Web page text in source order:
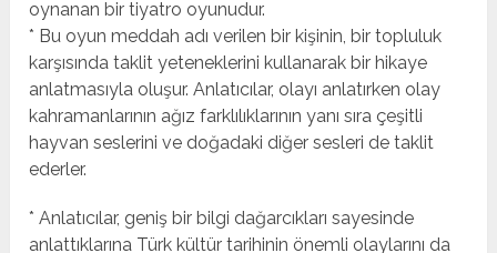
oynanan bir tiyatro oyunudur.
* Bu oyun meddah adı verilen bir kişinin, bir topluluk
karşısında taklit yeteneklerini kullanarak bir hikaye
anlatmasıyla oluşur. Anlatıcılar, olayı anlatırken olay
kahramanlarının ağız farklılıklarının yanı sıra çeşitli
hayvan seslerini ve doğadaki diğer sesleri de taklit
ederler.
* Anlatıcılar, geniş bir bilgi dağarcıkları sayesinde
anlattıklarına Türk kültür tarihinin önemli olaylarını da